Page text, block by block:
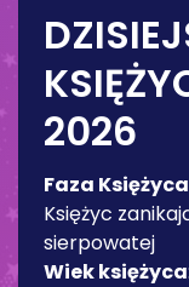
2026
Faza
Księżyc
sierpowatej
Wiek księżyca: